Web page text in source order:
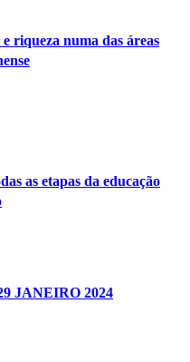
riqueza numa das áreas
as etapas da educação
JANEIRO 2024